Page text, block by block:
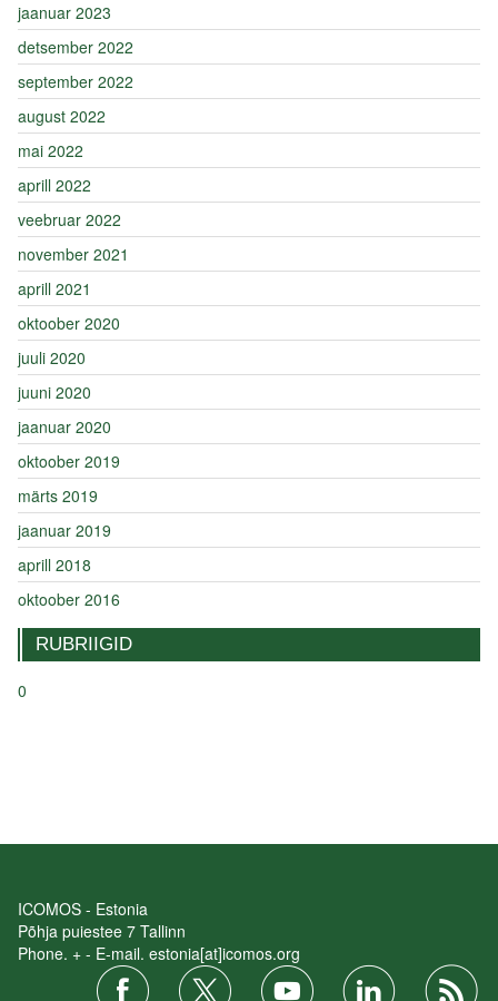
jaanuar 2023
detsember 2022
september 2022
august 2022
mai 2022
aprill 2022
veebruar 2022
november 2021
aprill 2021
oktoober 2020
juuli 2020
juuni 2020
jaanuar 2020
oktoober 2019
märts 2019
jaanuar 2019
aprill 2018
oktoober 2016
RUBRIIGID
0
ICOMOS - Estonia
Põhja puiestee 7 Tallinn
Phone. + - E-mail. estonia[at]icomos.org